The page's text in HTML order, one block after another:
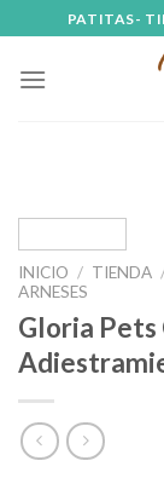
to
content
PATITAS-
INICIO / TIENDA
ARNESES
Gloria Pets